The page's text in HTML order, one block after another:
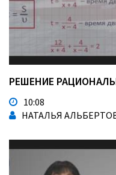
РЕШЕНИЕ
10:08
НАТАЛЬЯ